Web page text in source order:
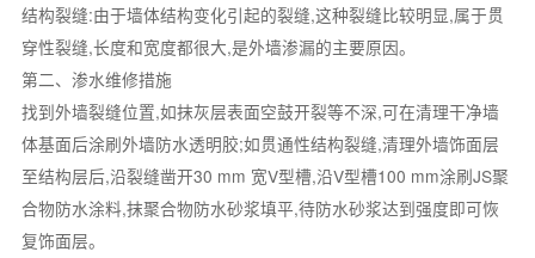
结构裂缝:由于墙体结构变化引起的裂缝,这种裂缝比较明显,属于贯
穿性裂缝,长度和宽度都很大,是外墙渗漏的主要原因。
第二、渗水维修措施
找到外墙裂缝位置,如抹灰层表面空鼓开裂等不深,可在清理干净墙
体基面后涂刷外墙防水透明胶;如贯通性结构裂缝,清理外墙饰面层
至结构层后,沿裂缝凿开30 mm 宽V型槽,沿V型槽100 mm涂刷JS聚
合物防水涂料,抹聚合物防水砂浆填平,待防水砂浆达到强度即可恢
复饰面层。